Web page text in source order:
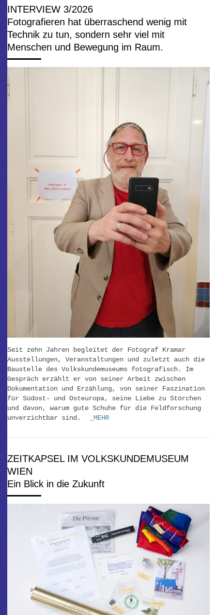
INTERVIEW 3/2026
Fotografieren hat überraschend wenig mit
Technik zu tun, sondern sehr viel mit
Menschen und Bewegung im Raum.
Seit zehn Jahren begleitet der Fotograf Kramar
Ausstellungen, Veranstaltungen und zuletzt auch die
Baustelle des Volkskundemuseums fotografisch. Im
Gespräch erzählt er von seiner Arbeit zwischen
Dokumentation und Erzählung, von seiner Faszination
für Südost- und Osteuropa, seine Liebe zu Störchen
und davon, warum gute Schuhe für die Feldforschung
unverzichtbar sind.
_MEHR
ZEITKAPSEL IM VOLKSKUNDEMUSEUM
WIEN
Ein Blick in die Zukunft